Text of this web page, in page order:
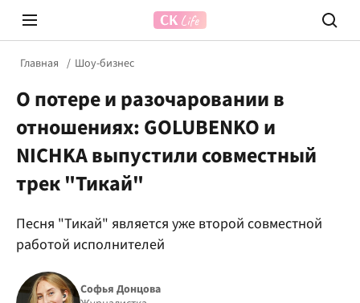
Главная Шоу-бизнес
О потере и разочаровании в
отношениях: GOLUBENKO и
NICHKA выпустили совместный
трек "Тикай"
Песня "Тикай" является уже второй совместной
работой исполнителей
Софья Донцова